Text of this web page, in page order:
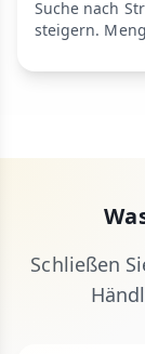
Suche nach
steigern.
Schließen